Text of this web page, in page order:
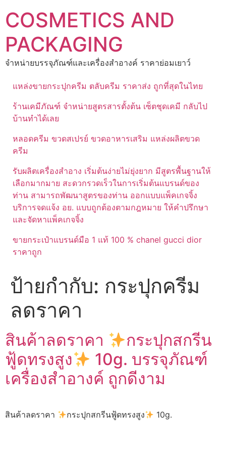
to
content
COSMETICS AND
PACKAGING
จำหน่ายบรรจุภัณฑ์และเครื่องสำอางค์ ราคาย่อมเยาว์
แหล่งขายกระปุกครีม ตลับครีม ราคาส่ง ถูกที่สุดในไทย
ร้านเคมีภัณฑ์ จำหน่ายสูตรสารตั้งต้น เซ็ตชุดเคมี กลับไป
บ้านทำได้เลย
หลอดครีม ขวดสเปรย์ ขวดอาหารเสริม แหล่งผลิตขวด
ครีม
รับผลิตเครื่องสำอาง เริ่มต้นง่ายไม่ยุ่งยาก มีสูตรพื้นฐานให้
เลือกมากมาย สะดวกรวดเร็วในการเริ่มต้นแบรนด์ของ
ท่าน สามารถพัฒนาสูตรของท่าน ออกแบบแพ็คเกจจิ้ง
บริการจดแจ้ง อย. แบบถูกต้องตามกฎหมาย ให้คำปรึกษา
และจัดหาแพ็คเกจจิ้ง
ขายกระเป๋าแบรนด์มือ 1 แท้ 100 % chanel gucci dior
ราคาถูก
ป้ายกำกับ: กระปุกครีม
ลดราคา
สินค้าลดราคา
กระปุกสกรีน
ฟู้ดทรงสูง
10g. บรรจุภัณฑ์
เครื่องสำอางค์ ถูกดีงาม
สินค้าลดราคา กระปุกสกรีนฟู้ดทรงสูง 10g.